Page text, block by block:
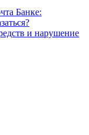
Банке:
и нарушение